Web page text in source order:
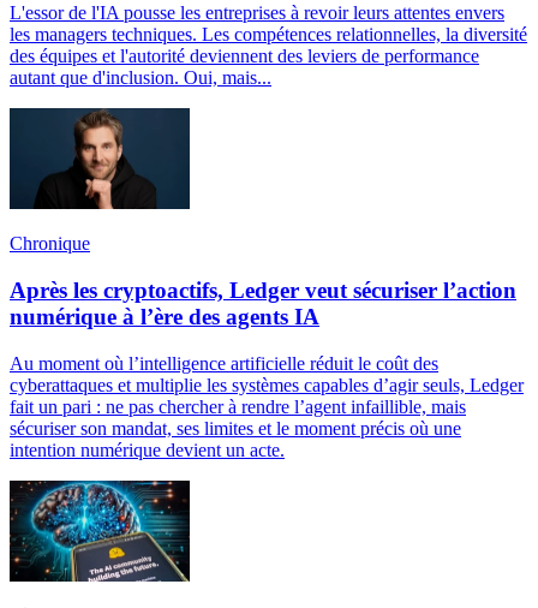
L'essor de l'IA pousse les entreprises à revoir leurs attentes envers
les managers techniques. Les compétences relationnelles, la diversité
des équipes et l'autorité deviennent des leviers de performance
autant que d'inclusion. Oui, mais...
Chronique
Après les cryptoactifs, Ledger veut sécuriser l’action
numérique à l’ère des agents IA
Au moment où l’intelligence artificielle réduit le coût des
cyberattaques et multiplie les systèmes capables d’agir seuls, Ledger
fait un pari : ne pas chercher à rendre l’agent infaillible, mais
sécuriser son mandat, ses limites et le moment précis où une
intention numérique devient un acte.